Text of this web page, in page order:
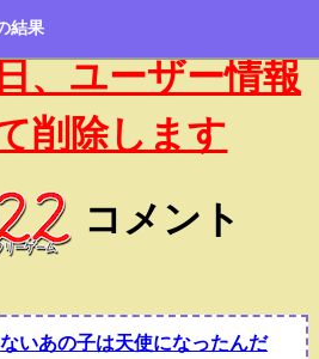
結果
、ユーザー情報
削除します
コメント
いあの子は天使になったんだ